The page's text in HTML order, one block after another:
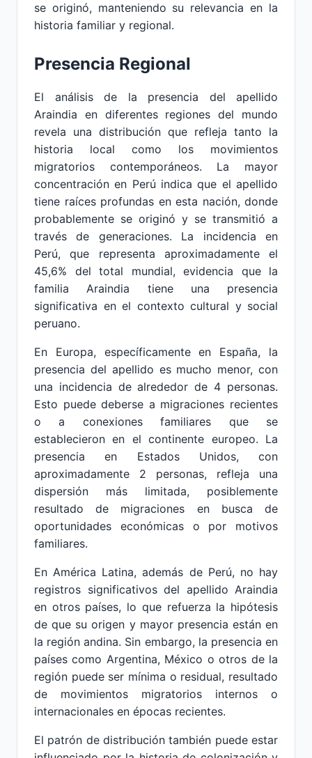
se originó, manteniendo su relevancia en la
historia familiar y regional.
Presencia Regional
El análisis de la presencia del apellido
Araindia en diferentes regiones del mundo
revela una distribución que refleja tanto la
historia local como los movimientos
migratorios contemporáneos. La mayor
concentración en Perú indica que el apellido
tiene raíces profundas en esta nación, donde
probablemente se originó y se transmitió a
través de generaciones. La incidencia en
Perú, que representa aproximadamente el
45,6% del total mundial, evidencia que la
familia Araindia tiene una presencia
significativa en el contexto cultural y social
peruano.
En Europa, específicamente en España, la
presencia del apellido es mucho menor, con
una incidencia de alrededor de 4 personas.
Esto puede deberse a migraciones recientes
o a conexiones familiares que se
establecieron en el continente europeo. La
presencia en Estados Unidos, con
aproximadamente 2 personas, refleja una
dispersión más limitada, posiblemente
resultado de migraciones en busca de
oportunidades económicas o por motivos
familiares.
En América Latina, además de Perú, no hay
registros significativos del apellido Araindia
en otros países, lo que refuerza la hipótesis
de que su origen y mayor presencia están en
la región andina. Sin embargo, la presencia en
países como Argentina, México o otros de la
región puede ser mínima o residual, resultado
de movimientos migratorios internos o
internacionales en épocas recientes.
El patrón de distribución también puede estar